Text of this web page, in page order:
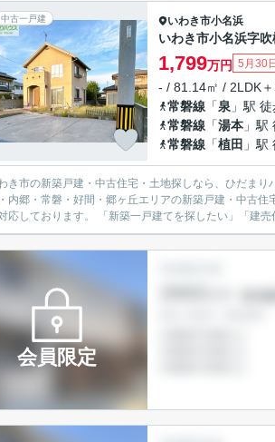
中古一戸建 いわき市小名浜
いわき市小名浜字
1,799万円 5月30
- / 81.14㎡ / 2LDK
常磐線 「泉 」駅
常磐線 「湯本 」駅
常磐線 「植田 」駅
市の新築戸建・中古住宅・土地探しなら、ひだまりハウスいわき店へ】 ひだまりハウスいわき店では、
内郷・常磐・好間・郷ヶ丘エリアの新築戸建・中古
広く対応しております。 「新築一戸建て
会員限定